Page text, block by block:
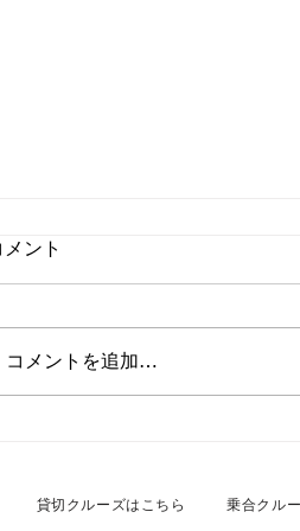
メント
コメントを追加…
貸切クルーズはこちら 乗合クル